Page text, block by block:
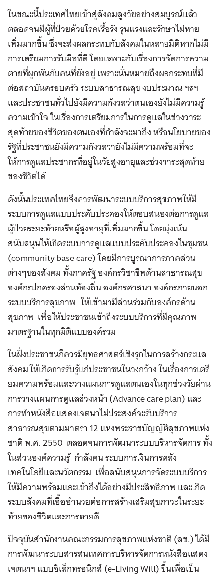
ในขณะนี้ประเทศไทยเข้าสู่สังคมสูงวัยอย่างสมบูรณ์แล้ว
ตลอดจนมีผู้ที่ป่วยด้วยโรคเรื้อรัง รุนแรงและรักษาไม่หาย
เพิ่มมากขึ้น ซึ่งจะส่งผลกระทบกับสังคมในหลายมิติหากไม่มี
การเตรียมการรับมือที่ดี โดยเฉพาะกับเรื่องการจัดการความ
ตายที่ผูกพันกับคนที่ยังอยู่ เพราะนั่นหมายถึงผลกระทบที่มี
ต่อสถาบันครอบครัว ระบบสาธารณสุข งบประมาณ ฯลฯ
และประชาชนทั่วไปยังมีความกังวลว่าตนเองยังไม่มีความรู้
ความเข้าใจ ในเรื่องการเตรียมการในการดูแลในช่วงวาระ
สุดท้ายของชีวิตของตนเองที่กำลังจะมาถึง หรือนโยบายของ
รัฐที่ประชาชนยังมีความกังวลว่ายังไม่มีความพร้อมที่จะ
ให้การดูแลประชากรที่อยู่ในวัยสูงอายุและช่วงวาระสุดท้าย
ของชีวิตได้
ดังนั้นประเทศไทยจึงควรพัฒนาระบบบริการสุขภาพให้มี
ระบบการดูแลแบบประคับประคองให้ตอบสนองต่อการดูแล
ผู้ป่วยระยะท้ายหรือผู้สูงอายุที่เพิ่มมากขึ้น โดยมุ่งเน้น
สนับสนุนให้เกิดระบบการดูแลแบบประคับประคองในชุมชน
(community base care) โดยมีการบูรณาการภาคส่วน
ต่างๆของสังคม ทั้งภาครัฐ องค์กรวิชาชีพด้านสาธารณสุข
องค์กรปกครองส่วนท้องถิ่น องค์กรศาสนา องค์กรภายนอก
ระบบบริการสุขภาพ ให้เข้ามามีส่วนร่วมกับองค์กรด้าน
สุขภาพ เพื่อให้ประชาชนเข้าถึงระบบบริการที่มีคุณภาพ
มาตรฐานในทุกมิติแบบองค์รวม
ในฝั่งประชาชนก็ควรมียุทธศาสตร์เชิงรุกในการสร้างกระแส
สังคม ให้เกิดการรับรู้แก่ประชาชนในวงกว้าง ในเรื่องการเตรี
ยมความพร้อมและวางแผนการดูแลตนเองในทุกช่วงวัยผ่าน
การวางแผนการดูแลล่วงหน้า (Advance care plan) และ
การทำหนังสือแสดงเจตนาไม่ประสงค์จะรับบริการ
สาธารณสุขตามมาตรา 12 แห่งพระราชบัญญัติสุขภาพแห่ง
ชาติ พ.ศ. 2550 ตลอดจนการพัฒนาระบบบริหารจัดการ ทั้ง
ในส่วนองค์ความรู้ กำลังคน ระบบการเงินการคลัง
เทคโนโลยีและนวัตกรรม เพื่อสนับสนุนการจัดระบบบริการ
ให้มีความพร้อมและเข้าถึงได้อย่างมีประสิทธิภาพ และเกิด
ระบบสังคมที่เอื้ออำนวยต่อการสร้างเสริมสุขภาวะในระยะ
ท้ายของชีวิตและการตายดี
ปัจจุบันสำนักงานคณะกรรมการสุขภาพแห่งชาติ (สช.) ได้มี
การพัฒนาระบบสารสนเทศการบริหารจัดการหนังสือแสดง
เจตนาฯ แบบอิเล็กทรอนิกส์ (e-Living Will) ขึ้นเพื่อเป็น